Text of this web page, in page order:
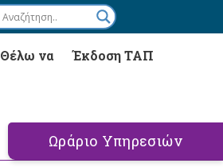
Θέλω να Έκδοση ΤΑΠ
Ωράριο Υπηρεσιών